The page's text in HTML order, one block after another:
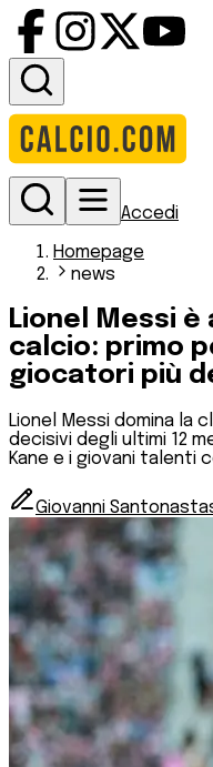
Accedi
Homepage
news
Lionel Messi è
calcio: primo
giocatori più
Lionel Messi domina la
decisivi degli ultimi 12
Kane e i giovani talenti
Giovanni